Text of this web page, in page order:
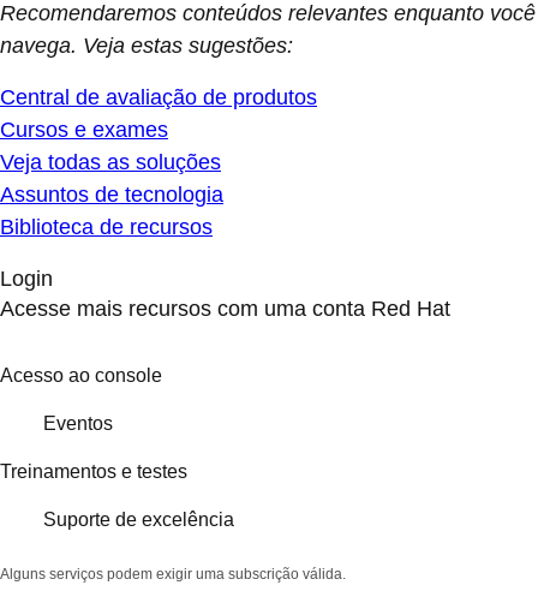
Recomendaremos conteúdos relevantes enquanto você
navega. Veja estas sugestões:
Central de avaliação de produtos
Cursos e exames
Veja todas as soluções
Assuntos de tecnologia
Biblioteca de recursos
Login
Acesse mais recursos com uma conta Red Hat
Acesso ao console
Eventos
Treinamentos e testes
Suporte de excelência
Alguns serviços podem exigir uma subscrição válida.